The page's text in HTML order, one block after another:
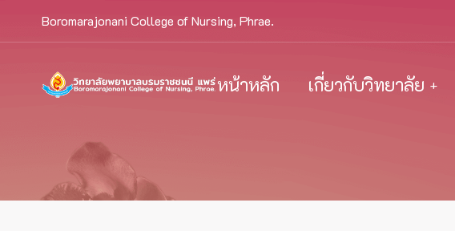
Boromarajonani College of Nursing, Phrae.
หน้าหลัก เกี่ยวกับวิทยาลัย